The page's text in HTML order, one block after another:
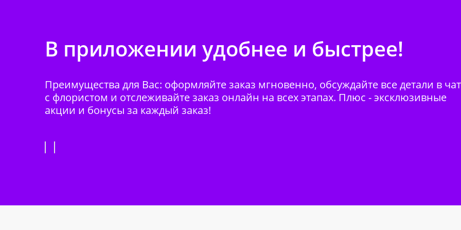
В приложении удобнее и быстрее!
Преимущества для Вас: оформляйте заказ мгновенно, обсуждайте все детали в
с флористом и отслеживайте заказ онлайн на всех этапах. Плюс - эксклюзивные
акции и бонусы за каждый заказ!